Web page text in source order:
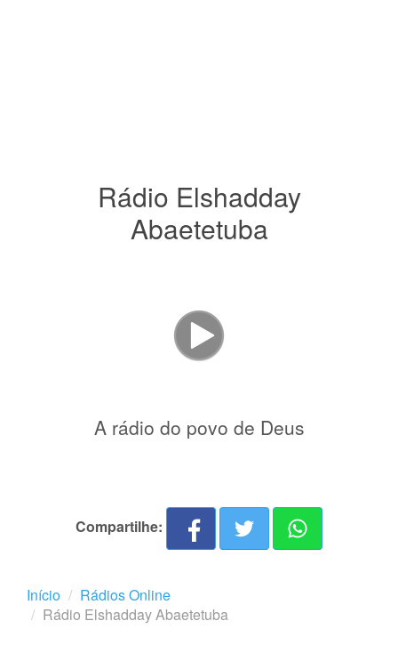
Rádio Elshadday
Abaetetuba
A rádio do povo de Deus
Compartilhe:
Início
Rádios Online
Rádio Elshadday Abaetetuba